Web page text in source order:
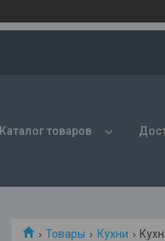
Каталог товаров
Товары Кухни